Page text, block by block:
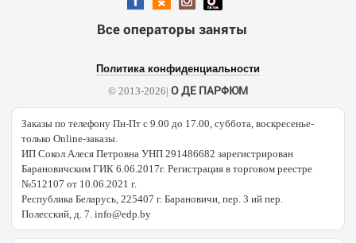
Все операторы заняты
Политика конфиденциальности
© 2013-2026| О ДЕ ПАРФЮМ
Заказы по телефону Пн-Пт с 9.00 до 17.00, суббота, воскресенье-
только Online-заказы.
ИП Сокол Алеся Петровна УНП 291486682 зарегистрирован
Барановичским ГИК 6.06.2017г. Регистрация в торговом реестре
№512107 от 10.06.2021 г.
Республика Беларусь, 225407 г. Барановичи, пер. 3 ий пер.
Полесский, д. 7. info@edp.by